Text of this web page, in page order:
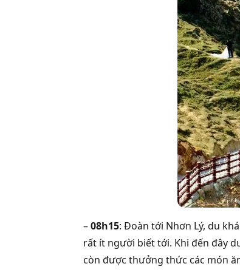
–08h15: Đoàn tới Nhơn Lý, du
rất ít người biết tới. Khi đến đây
còn được thưởng thức các món